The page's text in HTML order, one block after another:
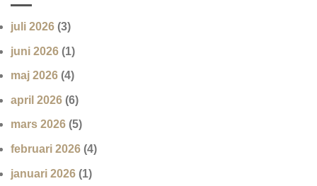
juli 2026 (3)
juni 2026 (1)
maj 2026 (4)
april 2026 (6)
mars 2026 (5)
februari 2026 (4)
januari 2026 (1)